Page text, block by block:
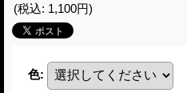
(税込: 1,100円)
色: